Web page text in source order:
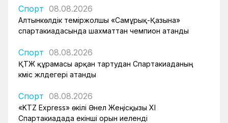
Спорт 08.08.2026
Алтынкөлдік теміржолшы «Самұрық-Қазына»
спартакиадасында шахматтан чемпион атанды
Спорт 08.08.2026
ҚТЖ құрамасы арқан тартудан Спартакиаданың
күміс жүлдегері атанды
Спорт 08.08.2026
«KTZ Express» өкілі Әнел Жеңісқызы XI
Спартакиадада екінші орын иеленді